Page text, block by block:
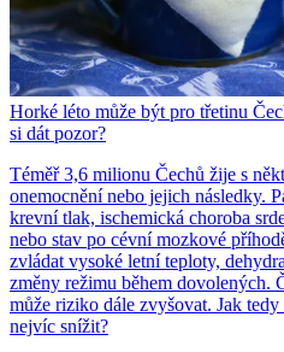
Horké léto může být pro třetinu
si dát pozor?
Téměř 3,6 milionu Čechů žije s
onemocnění nebo jejich následky.
krevní tlak, ischemická choroba
nebo stav po cévní mozkové
zvládat vysoké letní teploty,
změny režimu během dovolených.
může riziko dále zvyšovat. Jak
nejvíc snížit?